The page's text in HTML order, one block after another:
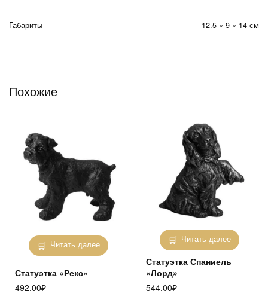
Габариты 12.5 × 9 × 14 см
Похожие
Читать далее
Статуэтка «Рекс»
492.00₽
Читать далее
Статуэтка Спаниель
«Лорд»
544.00₽